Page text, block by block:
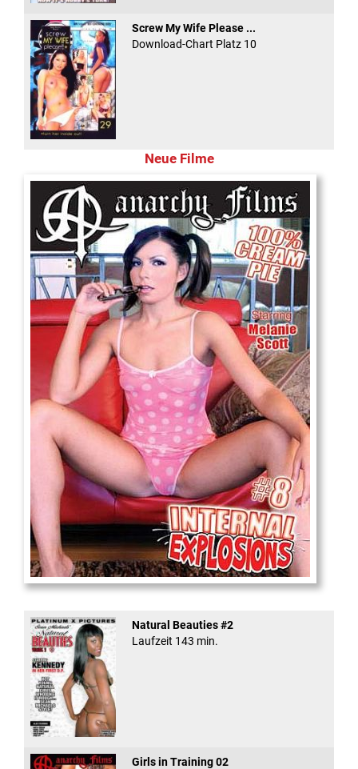
Screw My Wife Please ...
Download-Chart Platz 10
Neue Filme
Internal Explosionen
Natural Beauties #2
Laufzeit 143 min.
Girls in Training 02